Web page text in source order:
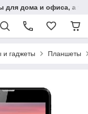
для дома и офиса, а
гаджеты Планшеты